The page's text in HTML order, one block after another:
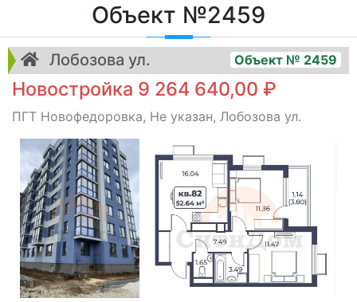
Объект №2459
Лобозова ул. Объект № 2459
Новостройка 9 264 640,00 ₽
ПГТ Новофедоровка, Не указан, Лобозова ул.